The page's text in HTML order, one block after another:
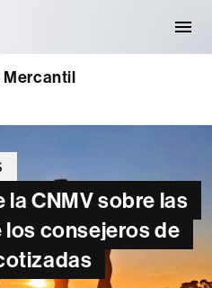
Mercantil
la CNMV sobre las
consejeros de